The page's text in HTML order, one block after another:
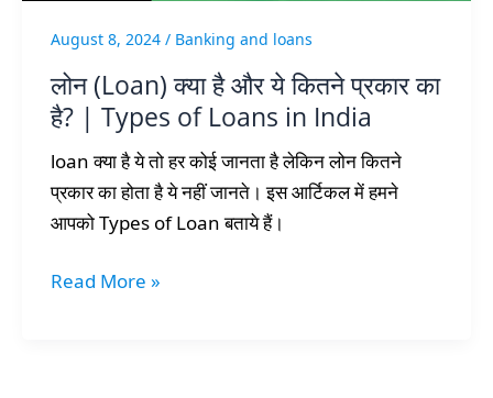
August 8, 2024 / Banking and loans
लोन (Loan) क्या है और ये कितने प्रकार का
है? | Types of Loans in India
loan क्या है ये तो हर कोई जानता है लेकिन लोन कितने
प्रकार का होता है ये नहीं जानते। इस आर्टिकल में हमने
आपको Types of Loan बताये हैं।
|
Types
of
in
Read More »